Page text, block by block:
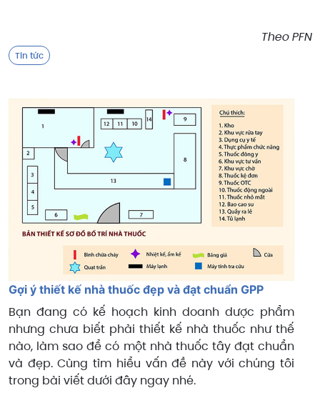
Theo PFN
Tin tức
Gợi ý thiết kế nhà thuốc đẹp và đạt chuẩn GPP
Bạn đang có kế hoạch kinh doanh dược phẩm
nhưng chưa biết phải thiết kế nhà thuốc như thế
nào, làm sao để có một nhà thuốc tây đạt chuẩn
và đẹp. Cùng tìm hiểu vấn đề này với chúng tôi
trong bài viết dưới đây ngay nhé.